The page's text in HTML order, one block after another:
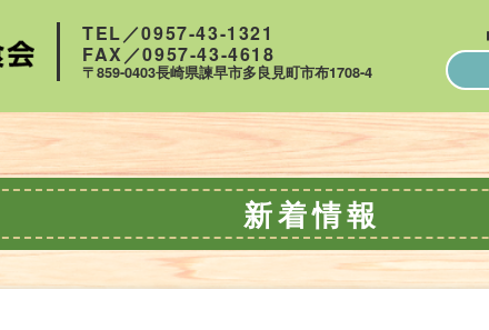
TEL／0957-43-1321
FAX／0957-43-4618
〒859-0403長崎県諫早市多良見町市布1708-4
新着情報